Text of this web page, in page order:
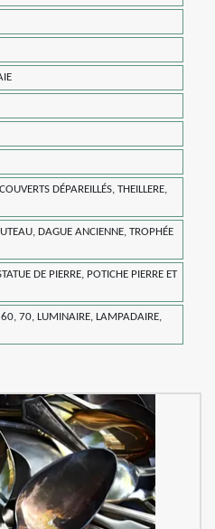
DÉPAREILLÉS, THEILLERE,
DAGUE ANCIENNE, TROPHÉE
DE PIERRE, POTICHE PIERRE ET
70, LUMINAIRE, LAMPADAIRE,